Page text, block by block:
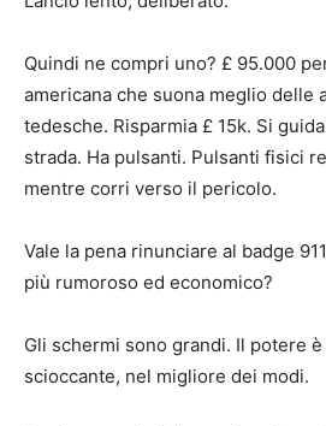
Quindi ne compri uno? £ 95.000
americana che suona meglio delle
tedesche. Risparmia £ 15k. Si
strada. Ha pulsanti. Pulsanti fisici
mentre corri verso il pericolo.
Vale la pena rinunciare al badge
più rumoroso ed economico?
Gli schermi sono grandi. Il potere
scioccante, nel migliore dei modi.